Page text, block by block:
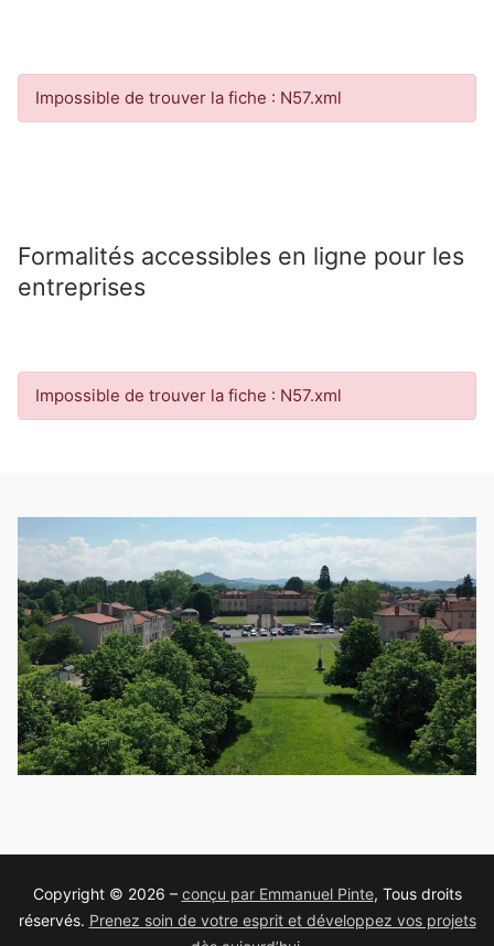
Impossible de trouver la fiche : N57.xml
Formalités accessibles en ligne pour les
entreprises
Impossible de trouver la fiche : N57.xml
Copyright © 2026 – conçu par Emmanuel Pinte, Tous droits
réservés. Prenez soin de votre esprit et développez vos projets